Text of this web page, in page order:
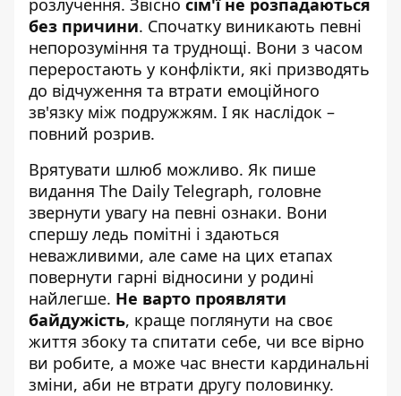
розлучення. Звісно сім'ї не розпадаються
без причини. Спочатку виникають певні
непорозуміння та труднощі. Вони з часом
переростають у конфлікти, які призводять
до відчуження та втрати емоційного
зв'язку між подружжям. І як наслідок –
повний розрив.
Врятувати шлюб можливо. Як пише
видання The Daily Telegraph, головне
звернути увагу на певні ознаки. Вони
спершу ледь помітні і здаються
неважливими, але саме на цих етапах
повернути гарні відносини у родині
найлегше. Не варто проявляти
байдужість, краще поглянути на своє
життя збоку та спитати себе, чи все вірно
ви робите, а може час внести кардинальні
зміни, аби не втрати другу половинку.